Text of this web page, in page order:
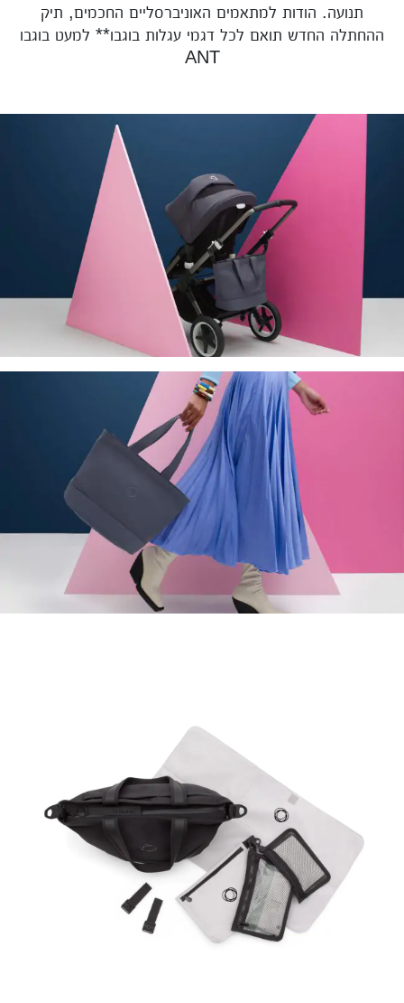
תנועה. הודות למתאמים האוניברסליים החכמים, תיק
ההחתלה החדש תואם לכל דגמי עגלות בוגבו** למעט בוגבו
ANT